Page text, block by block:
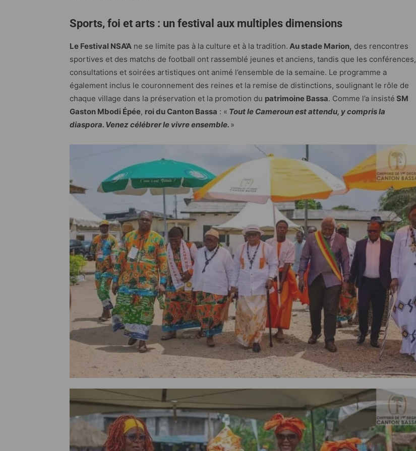
Sports, foi et arts : un festival aux multiples dimensions
Le Festival NSA’A ne se limite pas à la culture et à la tradition. Au stade Marion, des rencontres
sportives et des matchs de football ont rassemblé jeunes et anciens, tandis que les conférences,
consultations et soirées artistiques ont animé l’ensemble de la semaine. Le programme a
également inclus le couronnement des reines et la remise de distinctions, soulignant le rôle de
chaque village dans la préservation et la promotion du patrimoine Bassa. Comme l’a insisté SM
Gaston Mbodi Épée, roi du Canton Bassa : « Tout le Cameroun est attendu, y compris la
diaspora. Venez célébrer le vivre ensemble. »